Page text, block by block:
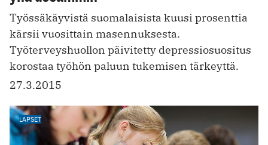
Työssäkäyvistä suomalaisista kuusi prosenttia
kärsii vuosittain masennuksesta.
Työterveyshuollon päivitetty depressiosuositus
korostaa työhön paluun tukemisen tärkeyttä.
27.3.2015
LAPSET